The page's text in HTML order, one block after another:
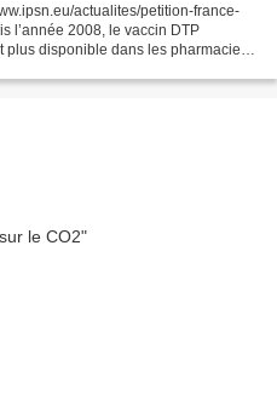
actualites/petition-france-
l’année 2008, le vaccin DTP
disponible dans les pharmacies